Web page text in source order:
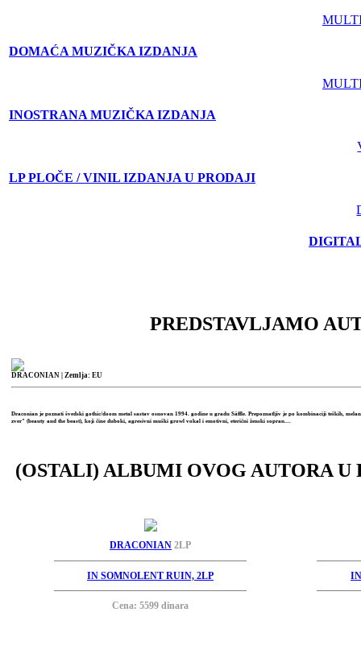
DOMAĆA MUZIČKA IZDANJA
INOSTRANA MUZIČKA IZDANJA
LP PLOČE / VINIL IZDANJA U PRODAJI
PREDSTAVLJAMO
DRACONIAN | Zemlja: EU
Draconian je poznati švedski gothic/doom metal sastav osnovan 1994. godine u gradu Säffle. Prepoznatljiv je po kombinaciji teških,
zver" (beauty and the beast), koji čine duboki, agresivni muški growl vokal i emotivni, eterični ženski sopran....
(OSTALI) ALBUMI OVOG AUTORA U
DRACONIAN 2LP
IN SOMNOLENT RUIN, 2LP
Cena: 5599 dinara